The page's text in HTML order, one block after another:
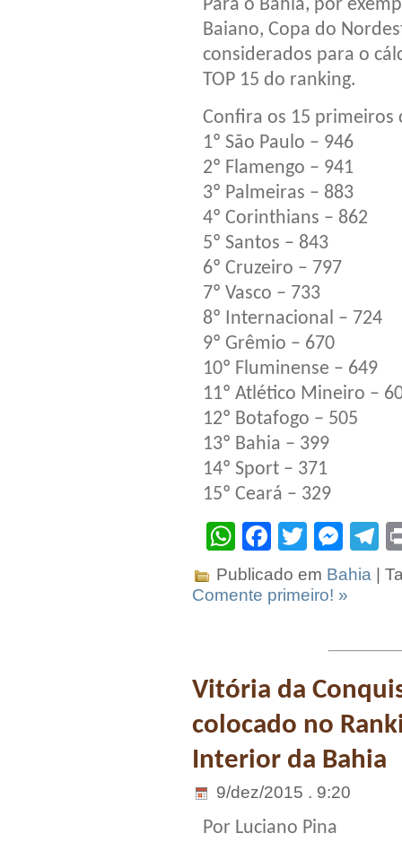
Para o Bahia, por
Baiano, Copa do
considerados para o
TOP 15 do ranking.
Confira os 15 primeiros
1º São Paulo – 946
2º Flamengo – 941
3º Palmeiras – 883
4º Corinthians – 862
5º Santos – 843
6º Cruzeiro – 797
7º Vasco – 733
8º Internacional – 724
9º Grêmio – 670
10º Fluminense – 649
11º Atlético Mineiro –
12º Botafogo – 505
13º Bahia – 399
14º Sport – 371
15º Ceará – 329
WhatsApp
Facebook
Twitter
Publicado em Bahia |
Comente primeiro! »
Vitória da
colocado no
Interior da Bahia
9/dez/2015 . 9:20
Por Luciano Pina